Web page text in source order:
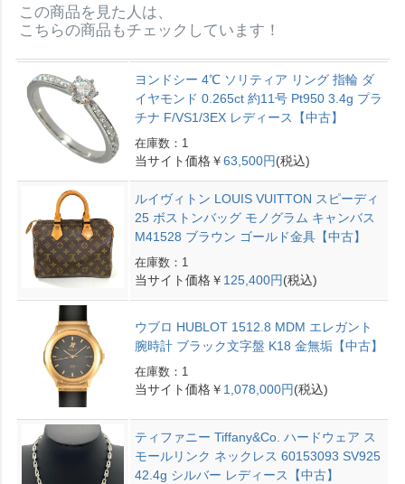
この商品を見た人は、
こちらの商品もチェックしています！
ヨンドシー 4℃ ソリティア リング 指輪 ダ
イヤモンド 0.265ct 約11号 Pt950 3.4g プラ
チナ F/VS1/3EX レディース【中古】
在庫数：1
当サイト価格￥63,500円(税込)
ルイヴィトン LOUIS VUITTON スピーディ
25 ボストンバッグ モノグラム キャンバス
M41528 ブラウン ゴールド金具【中古】
在庫数：1
当サイト価格￥ 125,400円(税込)
ウブロ HUBLOT 1512.8 MDM エレガント
腕時計 ブラック文字盤 K18 金無垢【中古】
在庫数：1
当サイト価格￥ 1,078,000円(税込)
ティファニー Tiffany&Co. ハードウェア ス
モールリンク ネックレス 60153093 SV925
42.4g シルバー レディース【中古】